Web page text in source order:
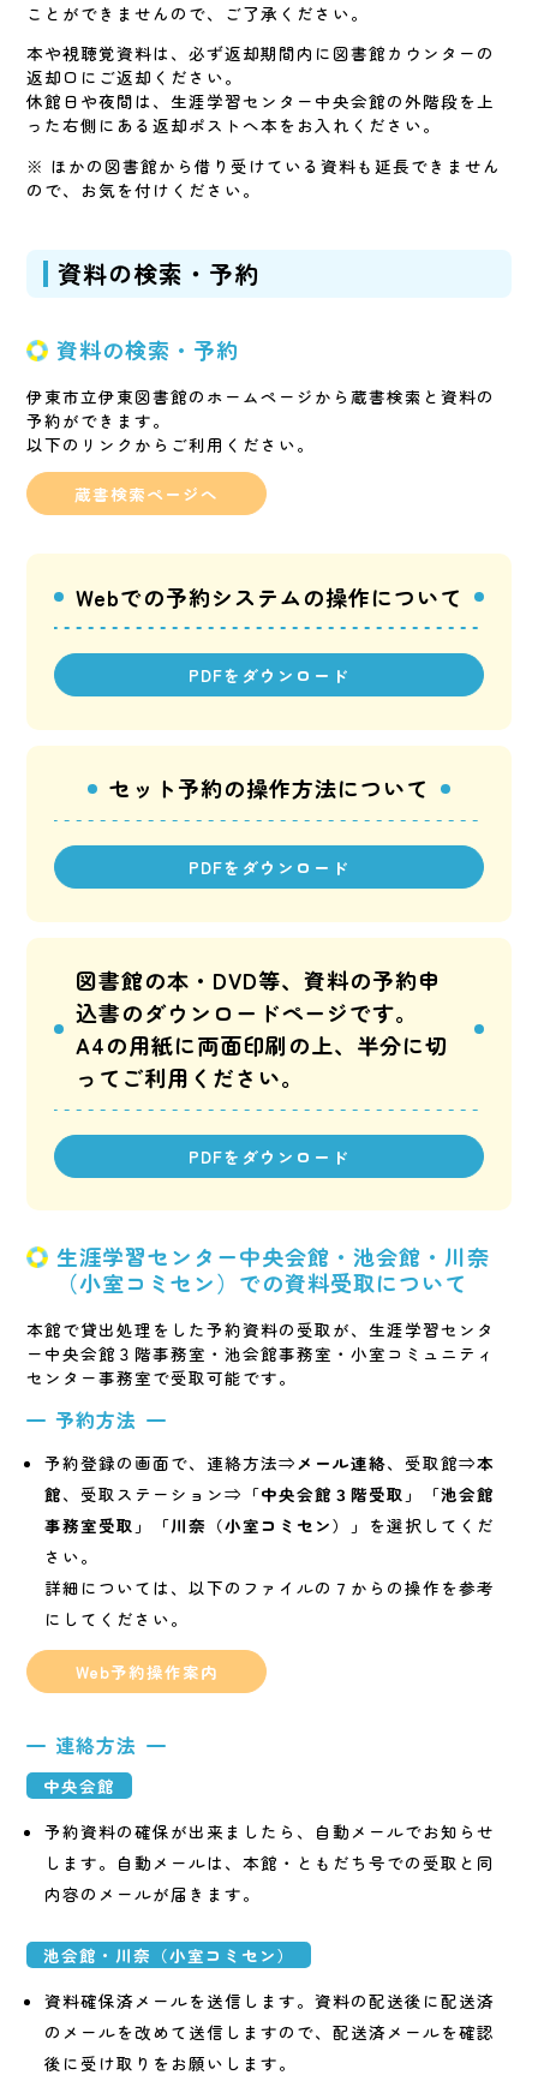
ことができませんので、ご了承ください。
本や視聴覚資料は、必ず返却期間内に図書館カウンターの
返却口にご返却ください。
休館日や夜間は、生涯学習センター中央会館の外階段を上
った右側にある返却ポストへ本をお入れください。
※ ほかの図書館から借り受けている資料も延長できません
ので、お気を付けください。
資料の検索・予約
資料の検索・予約
伊東市立伊東図書館のホームページから蔵書検索と資料の
予約ができます。
以下のリンクからご利用ください。
蔵書検索ページへ
Webでの予約システムの操作について
PDFをダウンロード
セット予約の操作方法について
PDFをダウンロード
図書館の本・DVD等、資料の予約申
込書のダウンロードページです。
A4の用紙に両面印刷の上、半分に切
ってご利用ください。
PDFをダウンロード
生涯学習センター中央会館・池会館・川奈
（小室コミセン）での資料受取について
本館で貸出処理をした予約資料の受取が、生涯学習センタ
ー中央会館３階事務室・池会館事務室・小室コミュニティ
センター事務室で受取可能です。
予約方法
予約登録の画面で、連絡方法⇒メール連絡、受取館⇒本
館、受取ステーション⇒ 「中央会館３階受取」「池会館
事務室受取」「川奈（小室コミセン）」 を選択してくだ
さい。
詳細については、以下のファイルの７からの操作を参考
にしてください。
Web予約操作案内
連絡方法
中央会館
予約資料の確保が出来ましたら、自動メールでお知らせ
します。自動メールは、本館・ともだち号での受取と同
内容のメールが届きます。
池会館・川奈（小室コミセン）
資料確保済メールを送信します。資料の配送後に配送済
のメールを改めて送信しますので、配送済メールを確認
後に受け取りをお願いします。